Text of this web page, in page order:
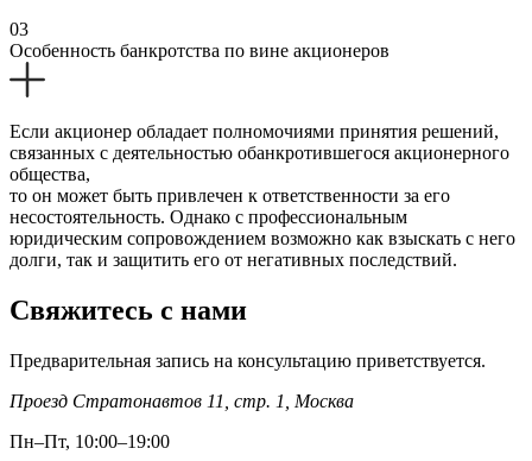
03
Особенность банкротства по вине акционеров
Если акционер обладает полномочиями принятия решений,
связанных с деятельностью обанкротившегося акционерного
общества,
то он может быть привлечен к ответственности за его
несостоятельность. Однако с профессиональным
юридическим сопровождением возможно как взыскать с него
долги, так и защитить его от негативных последствий.
Свяжитесь с нами
Предварительная запись на консультацию приветствуется.
Проезд Стратонавтов 11, стр. 1
Москва
Пн–Пт, 10:00–19:00